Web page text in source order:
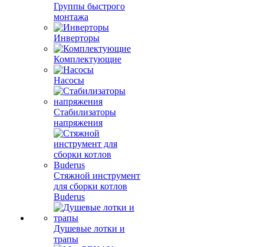
Группы быстрого
монтажа
Инверторы
Комплектующие
Насосы
Стабилизаторы
напряжения
Стяжной инструмент
для сборки котлов
Buderus
Душевые лотки и
трапы